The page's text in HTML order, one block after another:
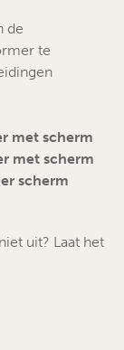
de
te
met scherm
met scherm
scherm
uit? Laat het